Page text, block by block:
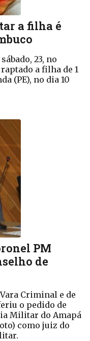
a filha é
23, no
a filha de 1
(PE), no dia 10
PM
de
Criminal e de
o pedido de
Militar do Amapá
como juiz do